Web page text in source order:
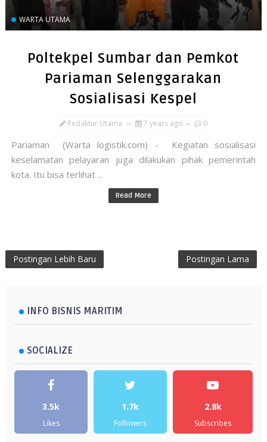
WARTA UTAMA
Poltekpel Sumbar dan Pemkot
Pariaman Selenggarakan
Sosialisasi Kespel
Redaktur Utama 7 years ago 0
Pariaman (Warta logistik.com) - Kegiatan sosialisasi
keselamatan pelayaran juga dilakukan pihak pemerintah
kota. Itu bisa terlihat ...
Read More
Postingan Lebih Baru Postingan Lama
INFO BISNIS MARITIM
SOCIALIZE
3.5k
Likes
1.7k
Followers
2.8k
Subscribes